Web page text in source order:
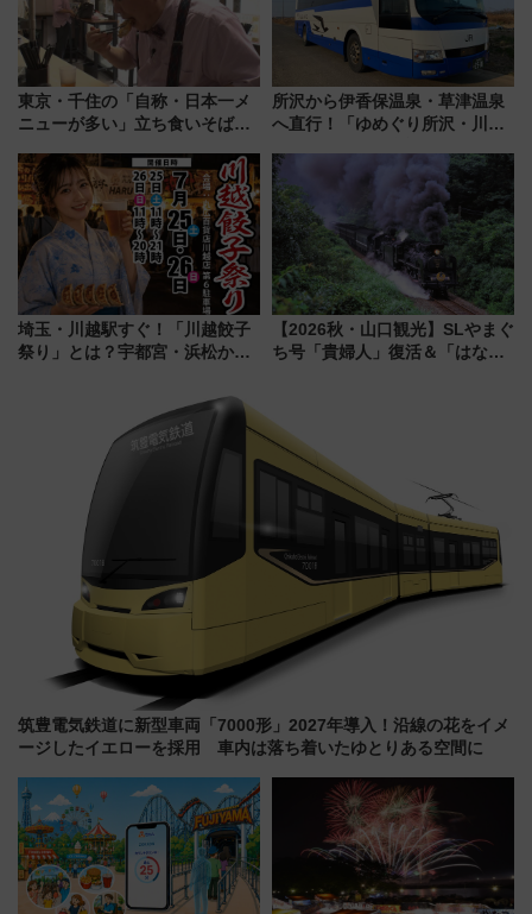
東京・千住の「自称・日本一メ
ニューが多い」立ち食いそば屋
地のふらっと立ち食いそば』
7/27夜10時～放送
所沢から伊香保温泉・草津温泉
へ直行！「ゆめぐり所沢・川越
軽に 運行ダイヤ・運賃を解説
埼玉・川越駅すぐ！「川越餃子
祭り」とは？宇都宮・浜松から
を食べ比べ【7月25日・26日開
【2026秋・山口観光】SLやまぐ
ち号「貴婦人」復活＆「はなあ
り方は？
筑豊電気鉄道に新型車両「7000形」2027年導入！沿線の花をイメ
ージしたイエローを採用 車内は落ち着いたゆとりある空間に